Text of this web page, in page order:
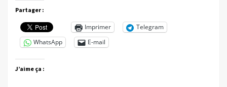
Partager :
Imprimer
Telegram
WhatsApp
E-mail
J’aime ça :